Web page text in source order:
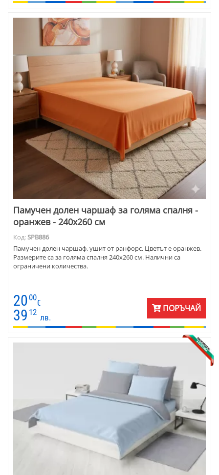
Памучен долен чаршаф за голяма спалня -
оранжев - 240х260 см
Код:SPB886
Памучен долен чаршаф, ушит от ранфорс. Цветът е оранжев.
Размерите са за голяма спалня 240х260 см. Налични са
ограничени количества.
20 00
€
39 12
лв.
ПОРЪЧАЙ